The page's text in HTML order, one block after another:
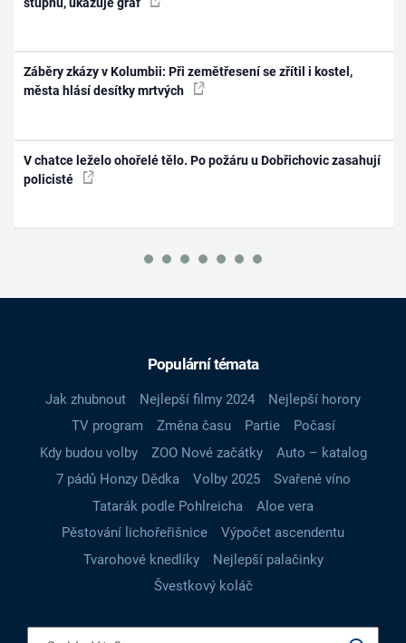
Záběry zkázy v Kolumbii: Při zemětřesení se zřítil i kostel,
města hlásí desítky mrtvých
V chatce leželo ohořelé tělo. Po požáru u Dobřichovic zasahují
policisté
Populární témata
Jak zhubnout Nejlepší filmy 2024
Nejlepší horory
TV program
Změna času Partie
Počasí
Kdy budou volby
ZOO Nové začátky
Auto – katalog
7 pádů Honzy Dědka
Volby 2025
Svařené víno
Tatarák podle Pohlreicha
Aloe vera
Pěstování lichořeřišnice
Výpočet ascendentu
Tvarohové knedlíky
Nejlepší palačinky
Švestkový koláč